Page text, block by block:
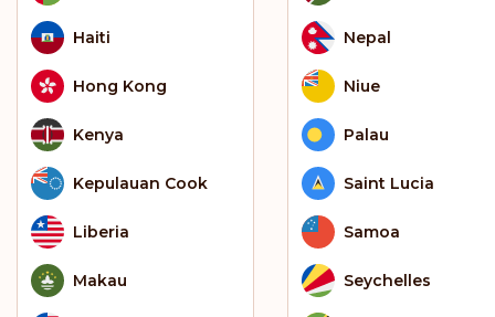
Haiti
Hong Kong
Kenya
Kepulauan Cook
Liberia
Makau
Nepal
Niue
Palau
Saint Lucia
Samoa
Seychelles